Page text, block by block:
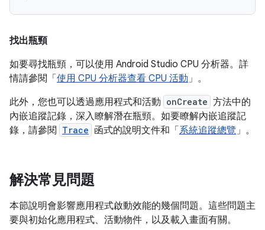
找出瓶頸
如要尋找瓶頸，可以使用 Android Studio CPU 分析器。詳
情請參閱「使用 CPU 分析器查看 CPU 活動 」。
此外，您也可以透過應用程式和活動 onCreate 方法中的
內嵌追蹤記錄，深入瞭解潛在瓶頸。如要瞭解內嵌追蹤記
錄，請參閱 Trace 函式的說明文件和「系統追蹤總覽 」。
解決常見問題
本節說明會影響應用程式啟動效能的幾個問題。這些問題主
要與初始化應用程式、活動物件，以及載入畫面有關。